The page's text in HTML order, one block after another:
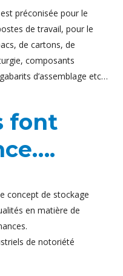
préconisée pour le
de travail, pour le
de cartons, de
composants
d’assemblage etc…
font
concept de stockage
en matière de
de notoriété